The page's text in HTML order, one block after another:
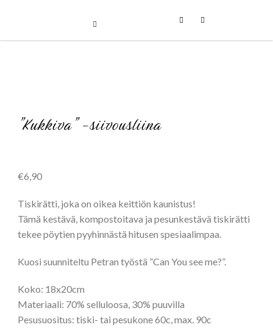
”Kukkiva” -siivousliina
€6,90
Tiskirätti, joka on oikea keittiön kaunistus!
Tämä kestävä, kompostoitava ja pesunkestävä tiskirätti
tekee pöytien pyyhinnästä hitusen spesiaalimpaa.
Kuosi suunniteltu Petran työstä ”Can You see me?”.
Koko: 18x20cm
Materiaali: 70% selluloosa, 30% puuvilla
Pesusuositus: tiski- tai pesukone 60c, max. 90c